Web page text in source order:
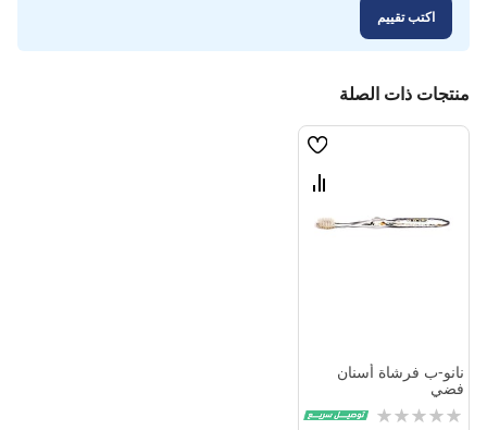
اكتب تقييم
منتجات ذات الصلة
قائمة
قارن
المنتجات
نانو-ب فرشاة أسنان
فضي
Rating: